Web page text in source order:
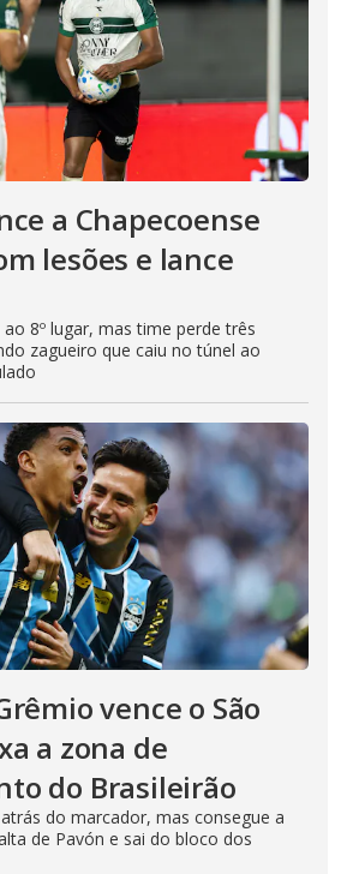
a Chapecoense
lesões e lance
8º lugar, mas time perde três
zagueiro que caiu no túnel ao
vence o São
a zona de
do Brasileirão
do marcador, mas consegue a
de Pavón e sai do bloco dos